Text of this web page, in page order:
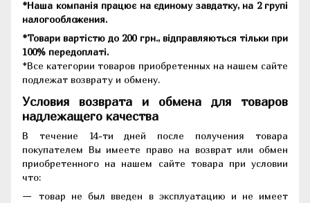
*Наша компанія працює на єдиному завдатку, на 2 групі
налогообложения.
*Товари вартістю до 200 грн., відправляються тільки при
100% передоплаті.
*Все категории товаров приобретенных на нашем сайте
подлежат возврату и обмену.
Условия возврата и обмена для товаров
надлежащего качества
В течение 14-ти дней после получения товара
покупателем Вы имеете право на возврат или обмен
приобретенного на нашем сайте товара при условии
что:
товар не был введен в эксплуатацию и не имеет